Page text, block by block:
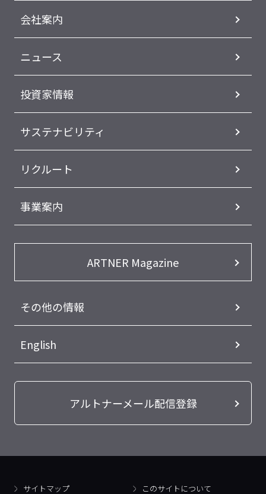
会社案内
ニュース
投資家情報
サステナビリティ
リクルート
事業案内
ARTNER Magazine
その他の情報
English
アルトナーメール配信登録
サイトマップ このサイトについて